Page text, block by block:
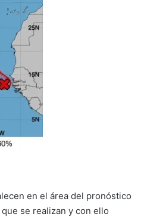
en el área del pronóstico
se realizan y con ello